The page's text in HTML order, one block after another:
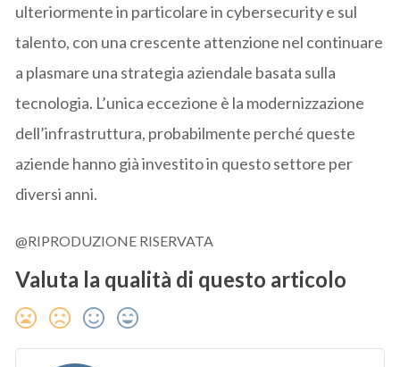
ulteriormente in particolare in cybersecurity e sul
talento, con una crescente attenzione nel continuare
a plasmare una strategia aziendale basata sulla
tecnologia. L’unica eccezione è la modernizzazione
dell’infrastruttura, probabilmente perché queste
aziende hanno già investito in questo settore per
diversi anni.
@RIPRODUZIONE RISERVATA
Valuta la qualità di questo articolo